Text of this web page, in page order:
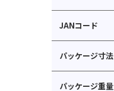
JANコード
パッケージ寸法
パッケージ重量